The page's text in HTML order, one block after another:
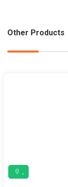
Other Products
,